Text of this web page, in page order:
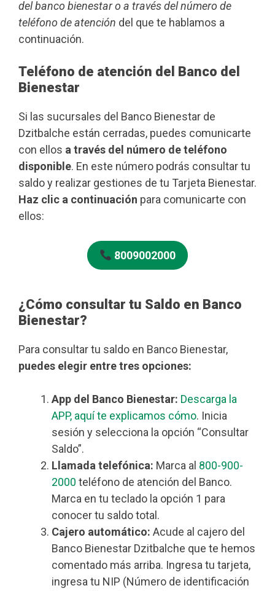
del banco bienestar o a través del número de
teléfono de atención del que te hablamos a
continuación.
Teléfono de atención del Banco del
Bienestar
Si las sucursales del Banco Bienestar de
Dzitbalche están cerradas, puedes comunicarte
con ellos a través del número de teléfono
disponible. En este número podrás consultar tu
saldo y realizar gestiones de tu Tarjeta Bienestar.
Haz clic a continuación para comunicarte con
ellos:
8009002000
¿Cómo consultar tu Saldo en Banco
Bienestar?
Para consultar tu saldo en Banco Bienestar,
puedes elegir entre tres opciones:
App del Banco Bienestar: Descarga la
APP, aquí te explicamos cómo. Inicia
sesión y selecciona la opción “Consultar
Saldo”.
Llamada telefónica: Marca al 800-900-
2000 teléfono de atención del Banco.
Marca en tu teclado la opción 1 para
conocer tu saldo total.
Cajero automático: Acude al cajero del
Banco Bienestar Dzitbalche que te hemos
comentado más arriba. Ingresa tu tarjeta,
ingresa tu NIP (Número de identificación